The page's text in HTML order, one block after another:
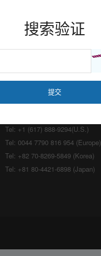
海外：
Tel: +1 (617) 888-9294(U.S.)
Tel: 0044 7790 816 954 (Europe)
Tel: +82 70-8269-5849 (Korea)
Tel: +81 80-4421-6898 (Japan)
搜索验证